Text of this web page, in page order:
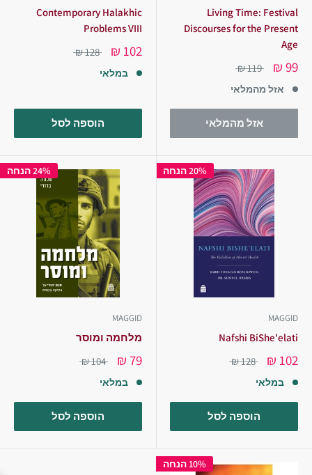
Living Time: Festival
Discourses for the Present
Age
99 ₪
119 ₪
אזל מהמלאי
אזל מהמלאי
Contemporary Halakhic
Problems VIII
102 ₪
128 ₪
במלאי
הוספה לסל
20% הנחה
MAGGID
Nafshi BiShe'elati
102 ₪
128 ₪
במלאי
הוספה לסל
24% הנחה
MAGGID
מלחמה ומוסר
79 ₪
104 ₪
במלאי
הוספה לסל
10% הנחה